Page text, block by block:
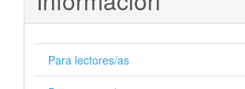
Para lectores/as